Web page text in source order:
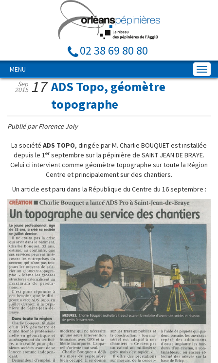
02 38 69 80 80
MENU
ADS Topo, géomètre
topographe
Sep
2015 17
Publié par Florence Joly
La société ADS TOPO, dirigée par M. Charlie BOUQUET est installée
depuis le 1er septembre sur la pépinière de SAINT JEAN DE BRAYE.
Celui ci intervient comme géomètre topographe sur toute la Région
Centre et principalement sur des chantiers.
Un article est paru dans la République du Centre du 16 septembre :